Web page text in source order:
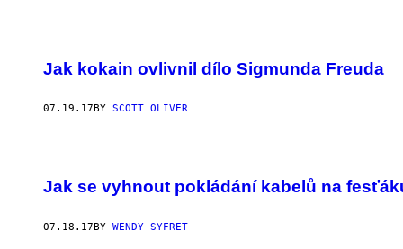
Jak kokain ovlivnil dílo Sigmunda Freuda
07.19.17 BY SCOTT OLIVER
Jak se vyhnout pokládání kabelů na
07.18.17BY WENDY SYFRET